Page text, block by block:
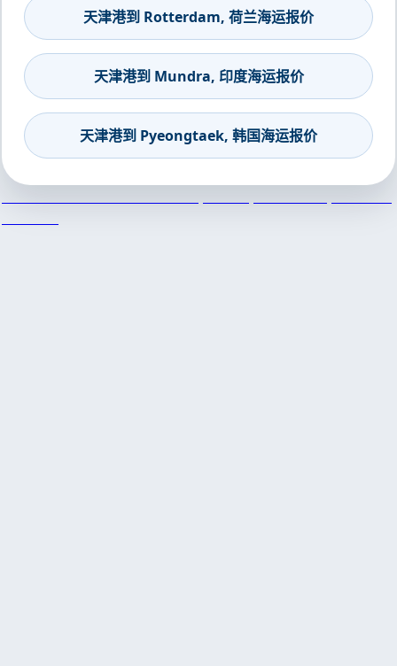
天津港到 Rotterdam, 荷兰海运报价
天津港到 Mundra, 印度海运报价
天津港到 Pyeongtaek, 韩国海运报价